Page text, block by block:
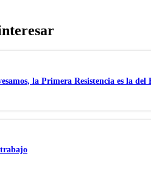
la Primera Resistencia es la del